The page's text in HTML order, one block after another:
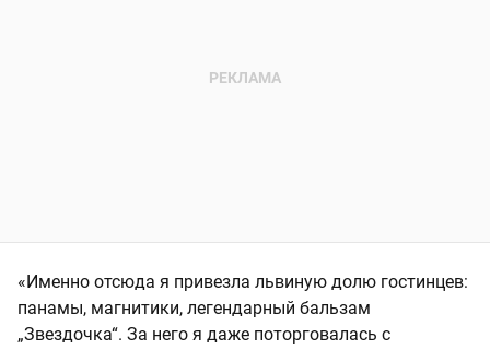
«Именно отсюда я привезла львиную долю гостинцев:
панамы, магнитики, легендарный бальзам
„Звездочка“. За него я даже поторговалась с